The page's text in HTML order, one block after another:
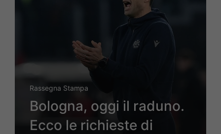
Rassegna Stampa
Bologna, oggi il raduno.
Ecco le richieste di